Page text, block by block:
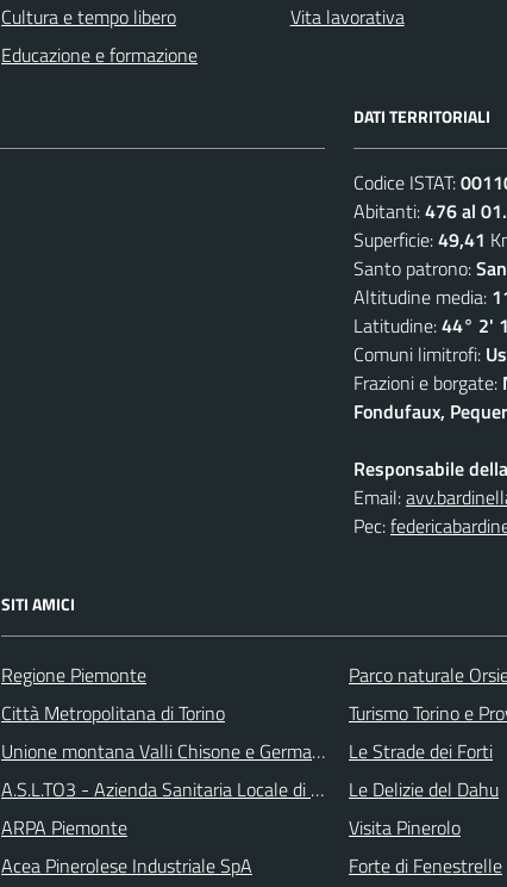
Cultura e tempo libero
Educazione e formazione
Vita lavorativa
DATI TERRITORIALI
Codice ISTAT:
Abitanti:476 al
Superficie:49,41
Santo patrono:
Altitudine media:
Latitudine:44° 2'
Comuni limitrofi:
Frazioni e borgate:
Fondufaux,
Responsabile
Email:
Pec:
SITI AMICI
Regione Piemonte
Città Metropolitana di Torino
Unione montana Valli Chisone e Germanasca
A.S.L.TO3 - Azienda Sanitaria Locale di Collegno e Pinerolo
ARPA Piemonte
Acea Pinerolese Industriale SpA
Parco naturale
Turismo Torino e
Le Strade dei Forti
Le Delizie del Dahu
Visita Pinerolo
Forte di Fenestrelle